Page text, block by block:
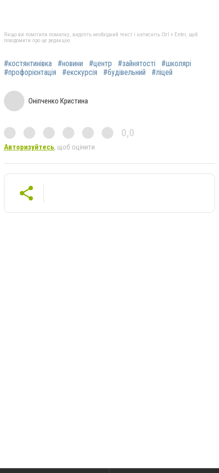
Якщо ви помітили помилку, виділіть необхідний текст і натисніть Ctrl + Enter, щоб
повідомити про це редакцію
#костянтинівка #новини #центр #зайнятості
#школярі
#профорієнтація
#екскурсія #будівельний #ліцей
Оніпченко Кристина
0,0
Авторизуйтесь, щоб оцінити